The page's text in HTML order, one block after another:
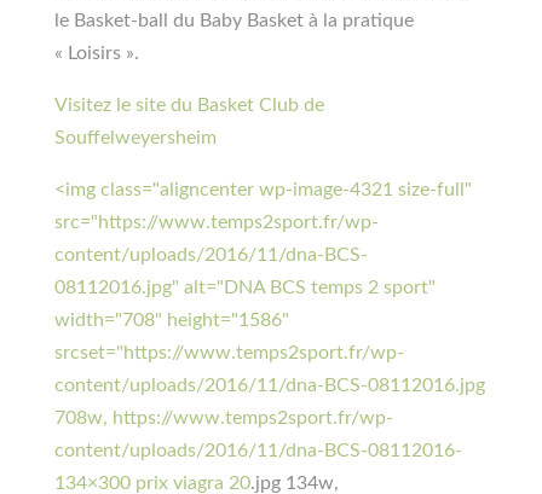
le Basket-ball du Baby Basket à la pratique
« Loisirs ».
Visitez le site du Basket Club de
Souffelweyersheim
<img class="aligncenter wp-image-4321 size-full"
src="https://www.temps2sport.fr/wp-
content/uploads/2016/11/dna-BCS-
08112016.jpg" alt="DNA BCS temps 2 sport"
width="708" height="1586"
srcset="https://www.temps2sport.fr/wp-
content/uploads/2016/11/dna-BCS-08112016.jpg
708w, https://www.temps2sport.fr/wp-
content/uploads/2016/11/dna-BCS-08112016-
134×300 prix viagra 20.jpg 134w,